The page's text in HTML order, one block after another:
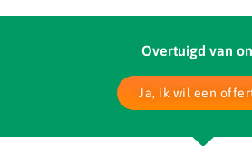
Overtuigd van
Ja, ik wil een